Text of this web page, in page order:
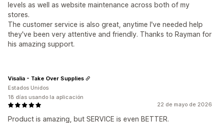
levels as well as website maintenance across both of my
stores.
The customer service is also great, anytime I've needed help
they've been very attentive and friendly. Thanks to Rayman for
his amazing support.
22 de mayo de 2026
Product is amazing, but SERVICE is even BETTER.
Visalia - Take Over Supplies
Estados Unidos
18 días usando la aplicación